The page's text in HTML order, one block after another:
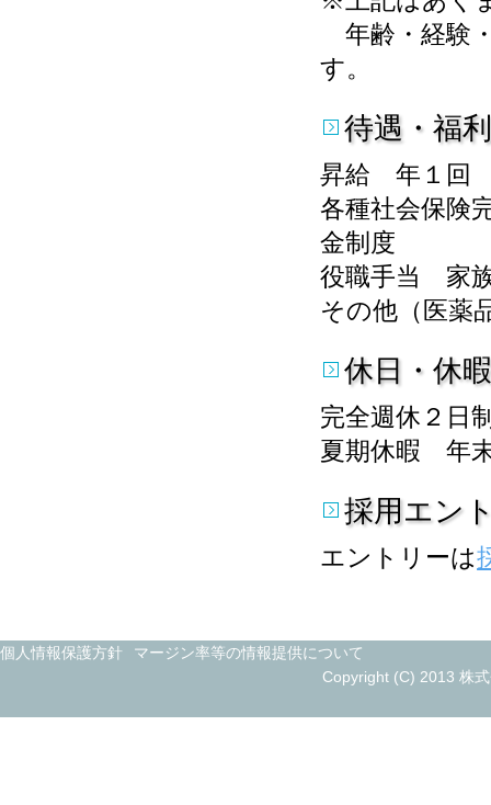
年齢・経験
す。
待遇・福
昇給 年１
各種社会保
金制度
役職手当 家
その他（医薬
休日・休暇
完全週休２日
夏期休暇 年
採用エン
エントリーは
個人情報保護方針
マージン率等の情報提供について
Copyright (C) 2013 株